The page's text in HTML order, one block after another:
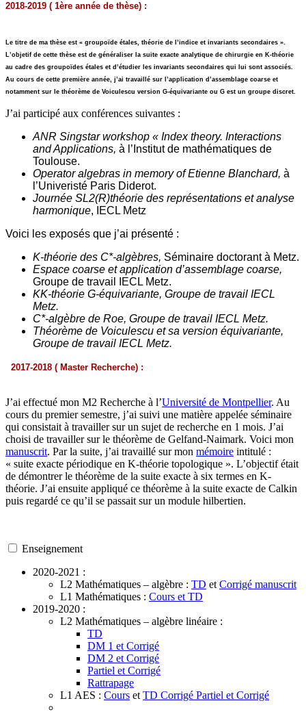
2018-2019 ( 1ère année de thèse) :
Le titre de ma thèse est « groupoïde étales, théorie de l’indice et invariants secondaires ».
L’objetif de cette thèse est de généraliser la suite exacte analytique de chirurgie en K-théorie
au cadre des groupoïdes étales et d’étudier les invariants secondaires qui lui sont associés.
Au cours de cette première année, j’ai travaillé sur l’application d’assemblage coarse et
notamment sur le théorème de Voiculescu version G-équivariante ou G est un groupe discret.
J’ai participé aux conférences suivantes :
ANR Singstar workshop « Index theory. Interactions
and Applications, à l’Institut de mathématiques de
Toulouse.
Operator algebras in memory of Etienne Blanchard, à
l’Univeristé Paris Diderot.
Journée SL2(R)théorie des représentations et analyse
harmonique, IECL Metz
Voici les exposés que j’ai présenté :
K-théorie des C*-algèbres, Séminaire doctorant à Metz.
Espace coarse et application d’assemblage coarse,
Groupe de travail IECL Metz.
KK-théorie G-équivariante, Groupe de travail IECL
Metz.
C*-algèbre de Roe, Groupe de travail IECL Metz.
Théorème de Voiculescu et sa version équivariante,
Groupe de travail IECL Metz.
2017-2018 ( Master Recherche) :
J’ai effectué mon M2 Recherche à l’Université de Montpellier. Au
cours du premier semestre, j’ai suivi une matière appelée séminaire
qui consistait à travailler sur un sujet de recherche en 1 mois. J’ai
choisi de travailler sur le théorème de Gelfand-Naimark. Voici mon
manuscrit. Par la suite, j’ai travaillé sur mon mémoire intitulé :
« suite exacte périodique en K-théorie topologique ». L’objectif était
de démontrer le théorème de la suite exacte à six termes en K-
théorie. J’ai ensuite appliqué ce théorème à la suite exacte de Calkin
puis regardé ce qu’il se passait sur un module hilbertien.
Enseignement
2020-2021 :
L2 Mathématiques – algèbre : TD etCorrigé manuscrit
L1 Mathématiques : Cours et TD
2019-2020 :
L2 Mathématiques – algèbre linéaire :
TD
DM 1 et Corrigé
DM 2 et Corrigé
Partiel et Corrigé
Rattrapage
L1 AES : Cours etTD Corrigé Partiel et Corrigé